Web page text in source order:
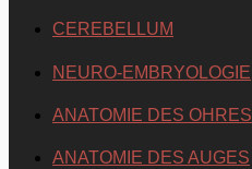
CEREBELLUM
NEURO-EMBRYOLOGIE
ANATOMIE DES OHRES
ANATOMIE DES AUGES